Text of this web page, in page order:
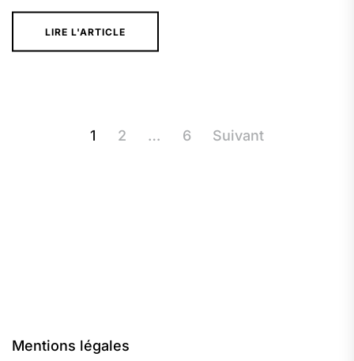
LIRE L'ARTICLE
Pagination
1 2 … 6 Suivant
Mentions légales